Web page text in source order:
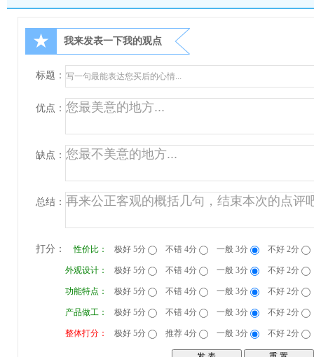
★ 我来发表一下我的观点
标题：
优点：
缺点：
总结：
打分： 性价比： 极好 5分 不错 4分 一般 3分 不好 2分
外观设计： 极好 5分 不错 4分 一般 3分 不好 2分
功能特点： 极好 5分 不错 4分 一般 3分 不好 2分
产品做工： 极好 5分 不错 4分 一般 3分 不好 2分
整体打分： 极好 5分 推荐 4分 一般 3分 不好 2分